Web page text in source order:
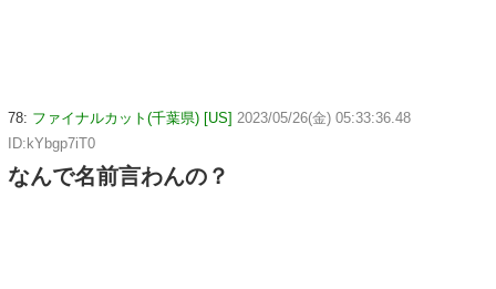
78: ファイナルカット(千葉県) [US] 2023/05/26(金) 05:33:36.48
ID:kYbgp7iT0
なんで名前言わんの？